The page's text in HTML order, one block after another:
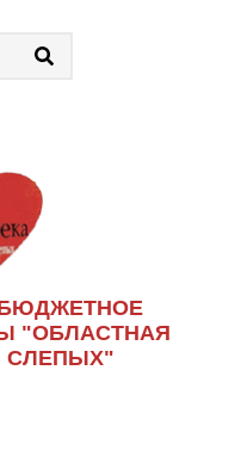
"ОБЛАСТНАЯ
СЛЕПЫХ"